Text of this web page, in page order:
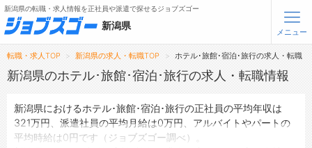
無料会員登録 ログイン
メニュー
トップ
新潟県の転職・求人情報を正社員や派遣で探せるジョブズゴー
新潟県
メニュー
転職・求人TOP 新潟県の求人・転職TOP ホテル･旅館･宿泊･旅行の求人・転職
新潟県のホテル･旅館･宿泊･旅行の求人・転職情報
新潟県におけるホテル･旅館･宿泊･旅行の正社員の平均年収は
321万円、派遣社員の平均月給は0万円、アルバイトやパートの
平均時給は0円です（ジョブズゴー調べ）。